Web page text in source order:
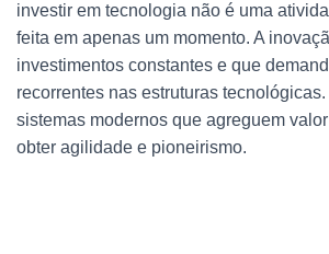
investir em tecnologia não é uma
feita em apenas um momento. A
investimentos constantes e que
recorrentes nas estruturas
sistemas modernos que agreguem
obter agilidade e pioneirismo.